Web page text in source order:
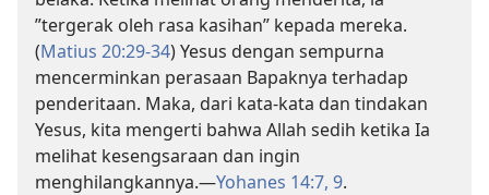
”tergerak oleh rasa kasihan” kepada mereka.
(Matius 20:29-34) Yesus dengan sempurna
mencerminkan perasaan Bapaknya terhadap
penderitaan. Maka, dari kata-kata dan tindakan
Yesus, kita mengerti bahwa Allah sedih ketika Ia
melihat kesengsaraan dan ingin
menghilangkannya.​—Yohanes 14:7, 9.